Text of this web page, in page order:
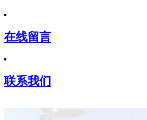
在线留言
联系我们